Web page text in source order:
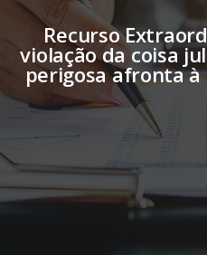
Recurso
violação da coisa
perigosa afronta